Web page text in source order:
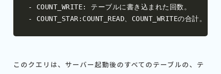
-
COUNT_WRITE:
テーブルに書き込まれた回数。
-
COUNT_STAR : COUNT_READ COUNT_WRITEの合計。
このクエリは、サーバー起動後のすべてのテーブルの、テ